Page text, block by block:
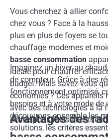
Vous cherchez à allier
chez vous ? Face à la
plus en plus de foyers se
chauffage modernes et
basse consommation
idéale pour chauffer
budget. Mais savez-vous
économies ? Ces
avec des technologies à la
écoresponsables et
Imaginez un hiver au
de compteur. Grâce à des
fonctionnement optimisé,
besoins et à votre mode de
découvrons ensemble les
solutions, les critères
Avantages des